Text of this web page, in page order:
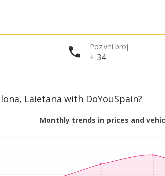
Pozivni broj
+ 34
Laietana with DoYouSpain?
Monthly trends in prices and